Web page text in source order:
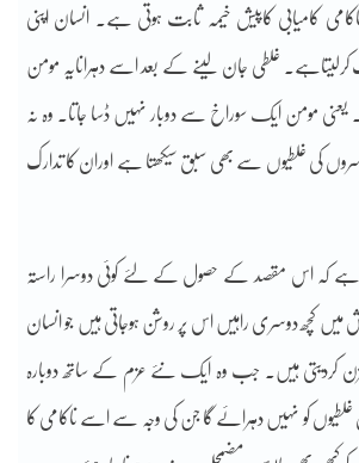
کامیابی کاپیش خیمہ ثابت ہوتی ہے۔ انسان اپنی
کرلیتاہے۔ غلطی جان لینے کے بعد اسے دہرانایہ مومن
مومن ایک سوراخ سے دوبار نہیں ڈسا جاتا۔ وہ نہ
کی غلطیوں سے بھی سبق سیکھتا ہے اوران کا تدارک
ہے کہ اس مقصد کے حصول کے لئے کوئی دوسرا راستہ
میں کچھ دوسری راہیں اس پر روشن ہوجاتی ہیں جو انسان
گامزن کردیتی ہیں۔ جب وہ ایک نئے عزم کے ساتھ دوبارہ
غلطیوں کو نہیں دہرائے گا جن کی وجہ سے اسے ناکامی کا